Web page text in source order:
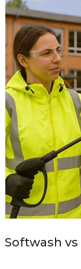
Softwash